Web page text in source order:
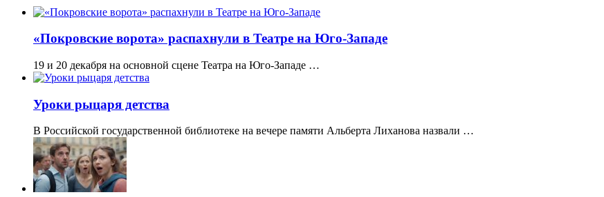
«Покровские ворота» распахнули в Театре на Юго-Западе
19 и 20 декабря на основной сцене Театра на Юго-Западе …
Уроки рыцаря детства
В Российской государственной библиотеке на вечере памяти Альберта Лиханова назвали …